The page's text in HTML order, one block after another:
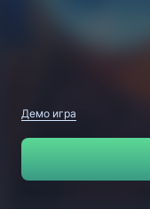
Демо игра